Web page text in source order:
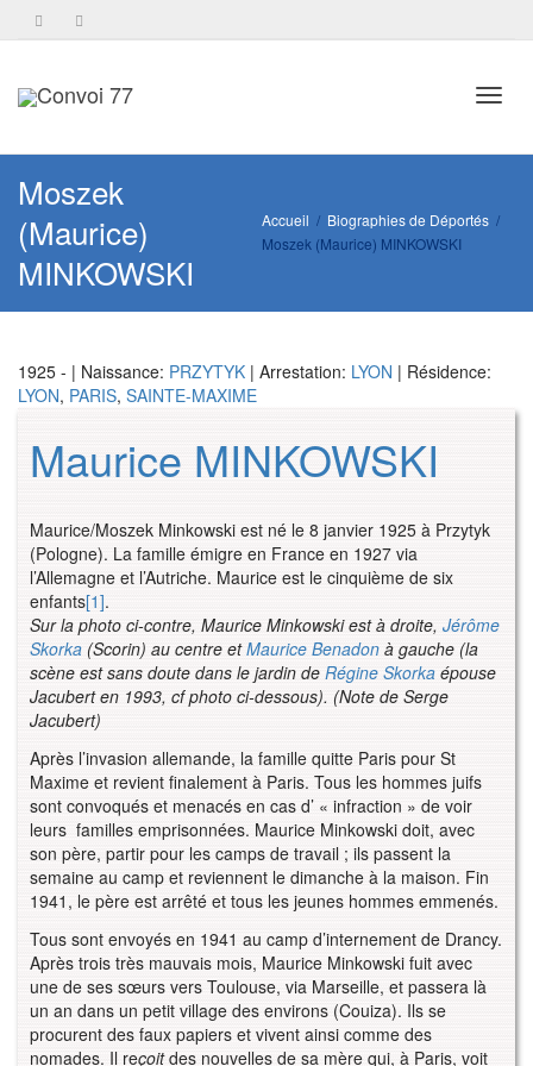
Moszek
(Maurice)
MINKOWSKI
Accueil
Biographies de Déportés
Moszek (Maurice) MINKOWSKI
1925 - | Naissance: PRZYTYK | Arrestation: LYON | Résidence:
LYON, PARIS, SAINTE-MAXIME
Maurice MINKOWSKI
Maurice/Moszek Minkowski est né le 8 janvier 1925 à Przytyk
(Pologne). La famille émigre en France en 1927 via
l’Allemagne et l’Autriche. Maurice est le cinquième de six
enfants[1].
Sur la photo ci-contre, Maurice Minkowski est à droite, Jérôme
Skorka (Scorin) au centre etMaurice Benadon à gauche (la
scène est sans doute dans le jardin de Régine Skorka épouse
Jacubert en 1993, cf photo ci-dessous). (Note de Serge
Jacubert)
Après l’invasion allemande, la famille quitte Paris pour St
Maxime et revient finalement à Paris. Tous les hommes juifs
sont convoqués et menacés en cas d’ « infraction » de voir
leurs familles emprisonnées. Maurice Minkowski doit, avec
son père, partir pour les camps de travail ; ils passent la
semaine au camp et reviennent le dimanche à la maison. Fin
1941, le père est arrêté et tous les jeunes hommes emmenés.
Tous sont envoyés en 1941 au camp d’internement de Drancy.
Après trois très mauvais mois, Maurice Minkowski fuit avec
une de ses sœurs vers Toulouse, via Marseille, et passera là
un an dans un petit village des environs (Couiza). Ils se
procurent des faux papiers et vivent ainsi comme des
nomades. Il reçoitdes nouvelles de sa mère qui, à Paris, voit